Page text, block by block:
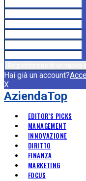
Hai già un account?
X
AziendaTop
EDITOR’S PICKS
MANAGEMENT
INNOVAZIONE
DIRITTO
FINANZA
MARKETING
FOCUS